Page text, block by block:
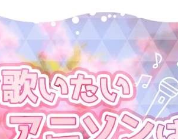
アニメ映画一覧
男性声優/女性声優一覧
FOLLOW US